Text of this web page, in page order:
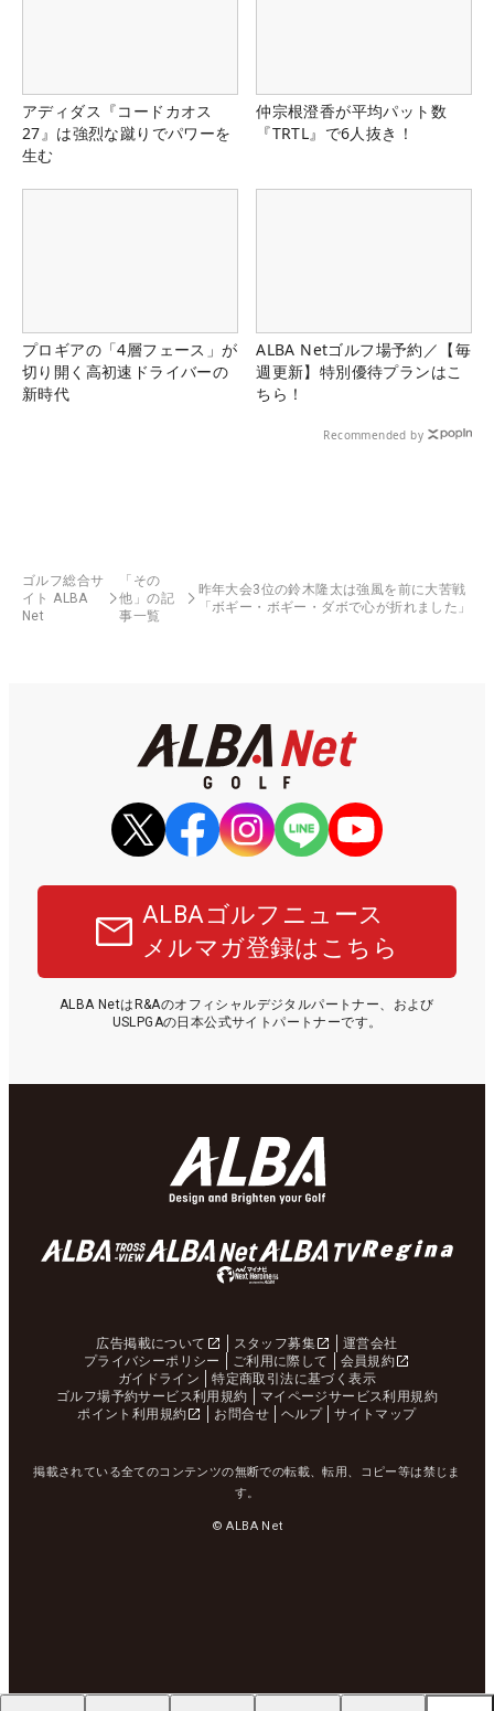
アディダス『コードカオス
27』は強烈な蹴りでパワーを
生む
仲宗根澄香が平均パット数
『TRTL』で6人抜き！
プロギアの「4層フェース」が
切り開く高初速ドライバーの
新時代
ALBA Netゴルフ場予約／【毎
週更新】特別優待プランはこ
ちら！
Recommended by
ゴルフ総合サ
イト ALBA
Net
「その
他」の記
事一覧
昨年大会3位の鈴木隆太は強風を前に大苦戦
「ボギー・ボギー・ダボで心が折れました」
ALBAゴルフニュース
メルマガ登録はこちら
ALBA NetはR&Aのオフィシャルデジタルパートナー、および
USLPGAの日本公式サイトパートナーです。
広告掲載について スタッフ募集
運営会社
プライバシーポリシー
ご利用に際して
会員規約
ガイドライン
特定商取引法に基づく表示
ゴルフ場予約サービス利用規約
マイページサービス利用規約
ポイント利用規約
お問合せ ヘルプ サイトマップ
掲載されている全てのコンテンツの無断での転載、転用、コピー等は禁じま
す。
© ALBA Net